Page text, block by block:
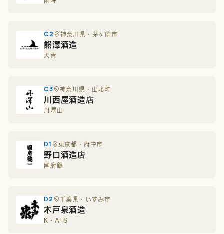
C2 神奈川県・茅ヶ崎市
熊澤酒造
天青
C3 神奈川県・山北町
川西屋酒造店
丹澤山
D1 東京都・府中市
野口酒造店
國府鶴
D2 千葉県・いすみ市
木戸泉酒造
K・AFS